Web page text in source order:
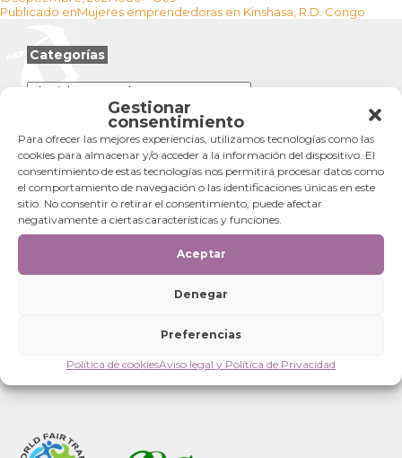
Gestionar
consentimiento
Para ofrecer las mejores experiencias, utilizamos tecnologías como las
cookies para almacenar y/o acceder a la información del dispositivo. El
consentimiento de estas tecnologías nos permitirá procesar datos como
el comportamiento de navegación o las identificaciones únicas en este
sitio. No consentir o retirar el consentimiento, puede afectar
negativamente a ciertas características y funciones.
Aceptar
Denegar
Preferencias
Política de cookiesAviso legal y Política de Privacidad
el
completo
Navegación
Publicado enMujeres emprendedoras en Kinshasa, R.D. Congo
Categorías
Categorías